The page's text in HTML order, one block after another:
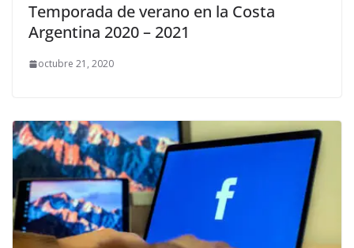
Temporada de verano en la Costa
Argentina 2020 – 2021
octubre 21, 2020